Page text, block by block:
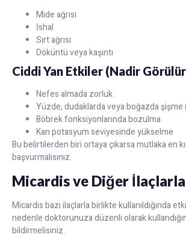
Mide ağrısı
İshal
Sırt ağrısı
Döküntü veya kaşıntı
Ciddi Yan Etkiler (Nadir
Nefes almada zorluk
Yüzde, dudaklarda veya boğazda
Böbrek fonksiyonlarında bozulma
Kan potasyum seviyesinde yükselme
Bu belirtilerden biri ortaya çıkarsa mutlaka en
başvurmalısınız.
Micardis ve Diğer
Micardis bazı ilaçlarla birlikte kullanıldığında
nedenle doktorunuza düzenli olarak
bildirmelisiniz.